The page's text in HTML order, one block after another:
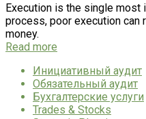
Execution is the single most
process, poor execution
money.
Read more
Инициативный аудит
Обязательный аудит
Бухгалтерские услуги
Trades & Stocks